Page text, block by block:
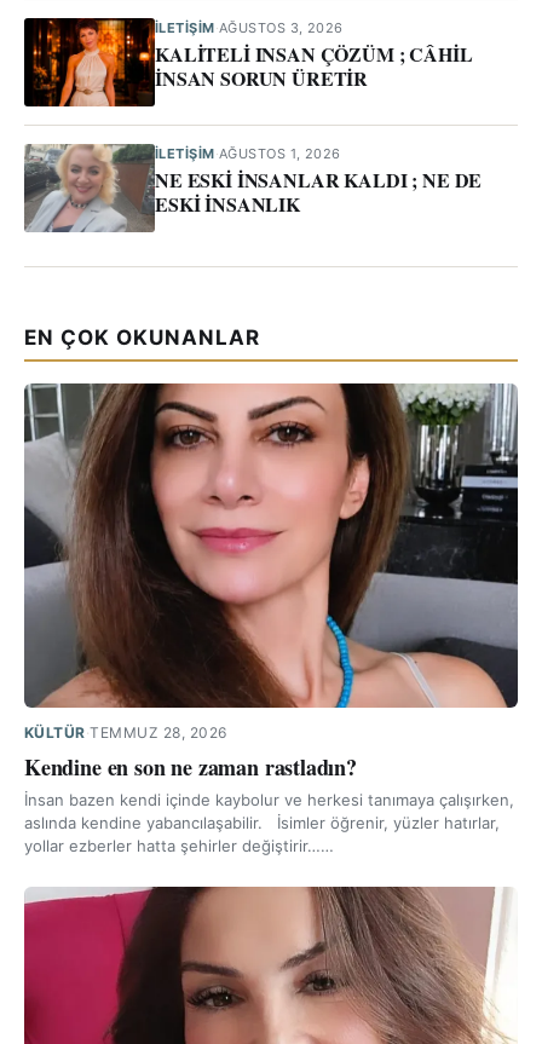
İLETIŞIM·AĞUSTOS 3, 2026
KALİTELİ INSAN ÇÖZÜM ; CÂHİL
İNSAN SORUN ÜRETİR
İLETIŞIM·AĞUSTOS 1, 2026
NE ESKİ İNSANLAR KALDI ; NE DE
ESKİ İNSANLIK
EN ÇOK OKUNANLAR
KÜLTÜR·TEMMUZ 28, 2026
Kendine en son ne zaman rastladın?
İnsan bazen kendi içinde kaybolur ve herkesi tanımaya çalışırken,
aslında kendine yabancılaşabilir. İsimler öğrenir, yüzler hatırlar,
yollar ezberler hatta şehirler değiştirir……